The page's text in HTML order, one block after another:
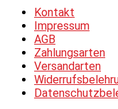
Kontakt
Impressum
AGB
Zahlungsarten
Versandarten